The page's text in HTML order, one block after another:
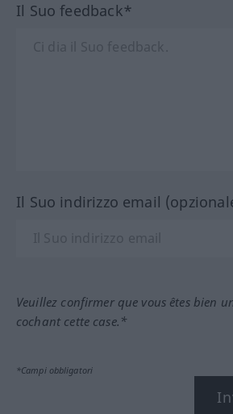
Il Suo feedback*
Il Suo indirizzo email
Veuillez confirmer que vous êtes bien
cochant cette case.*
*Campi obbligatori